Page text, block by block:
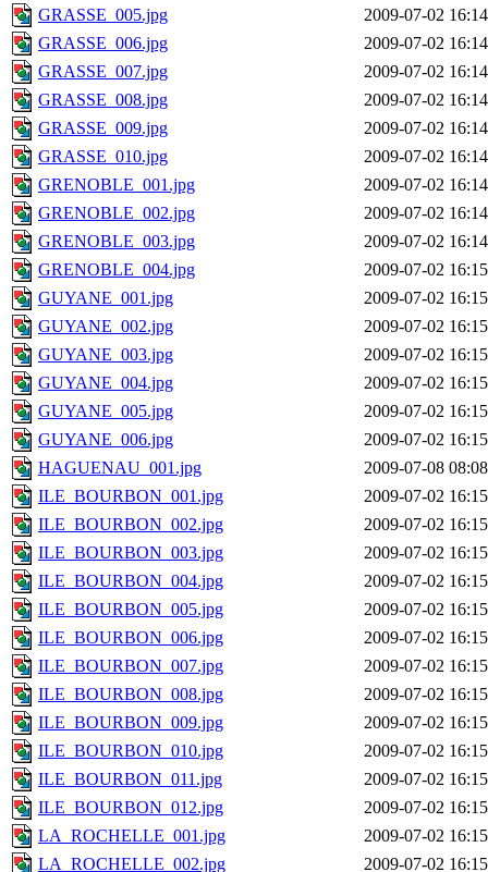
GRASSE_005.jpg
2009-07-02 16:14
GRASSE_006.jpg
2009-07-02 16:14
GRASSE_007.jpg
2009-07-02 16:14
GRASSE_008.jpg
2009-07-02 16:14
GRASSE_009.jpg
2009-07-02 16:14
GRASSE_010.jpg
2009-07-02 16:14
GRENOBLE_001.jpg
2009-07-02 16:14
GRENOBLE_002.jpg
2009-07-02 16:14
GRENOBLE_003.jpg
2009-07-02 16:14
GRENOBLE_004.jpg
2009-07-02 16:15
GUYANE_001.jpg
2009-07-02 16:15
GUYANE_002.jpg
2009-07-02 16:15
GUYANE_003.jpg
2009-07-02 16:15
GUYANE_004.jpg
2009-07-02 16:15
GUYANE_005.jpg
2009-07-02 16:15
GUYANE_006.jpg
2009-07-02 16:15
HAGUENAU_001.jpg
2009-07-08 08:08
ILE_BOURBON_001.jpg
2009-07-02 16:15
ILE_BOURBON_002.jpg
2009-07-02 16:15
ILE_BOURBON_003.jpg
2009-07-02 16:15
ILE_BOURBON_004.jpg
2009-07-02 16:15
ILE_BOURBON_005.jpg
2009-07-02 16:15
ILE_BOURBON_006.jpg
2009-07-02 16:15
ILE_BOURBON_007.jpg
2009-07-02 16:15
ILE_BOURBON_008.jpg
2009-07-02 16:15
ILE_BOURBON_009.jpg
2009-07-02 16:15
ILE_BOURBON_010.jpg
2009-07-02 16:15
ILE_BOURBON_011.jpg
2009-07-02 16:15
ILE_BOURBON_012.jpg
2009-07-02 16:15
LA_ROCHELLE_001.jpg
2009-07-02 16:15
LA_ROCHELLE_002.jpg
2009-07-02 16:15